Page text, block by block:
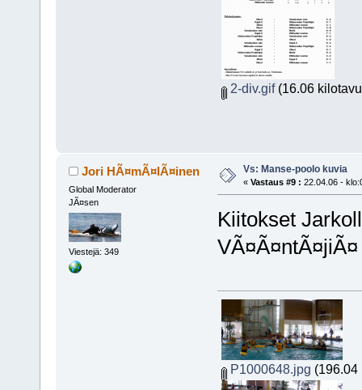
2-div.gif(16.06
Jori HÃ¤mÃ¤lÃ¤inen
Global Moderator
JÃ¤sen
Viestejä: 349
Vs: Manse-poolo kuvia
« Vastaus #9 : 22.04.06 -
Kiitokset
P1000648.jpg (196.04